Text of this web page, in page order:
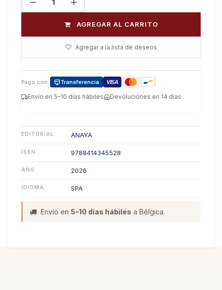
AGREGAR AL CARRITO
Agregar a la lista de deseos
Pago con: Transferencia VISA
Envío en 5–10 días hábiles Devoluciones en 14 días
EDITORIAL ANAYA
ISBN 9788414345528
AÑO 2026
IDIOMA SPA
Envío en 5–10 días hábiles a Bélgica.